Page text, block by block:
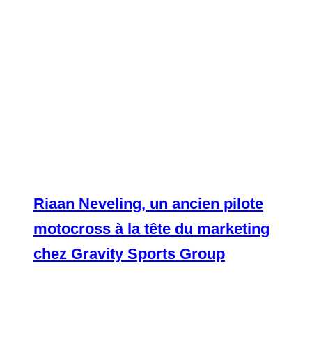
Riaan Neveling, un ancien pilote
motocross à la tête du marketing
chez Gravity Sports Group